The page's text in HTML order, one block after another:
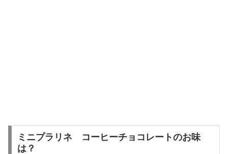
ミニプラリネ コーヒーチョコレートのお味
は？